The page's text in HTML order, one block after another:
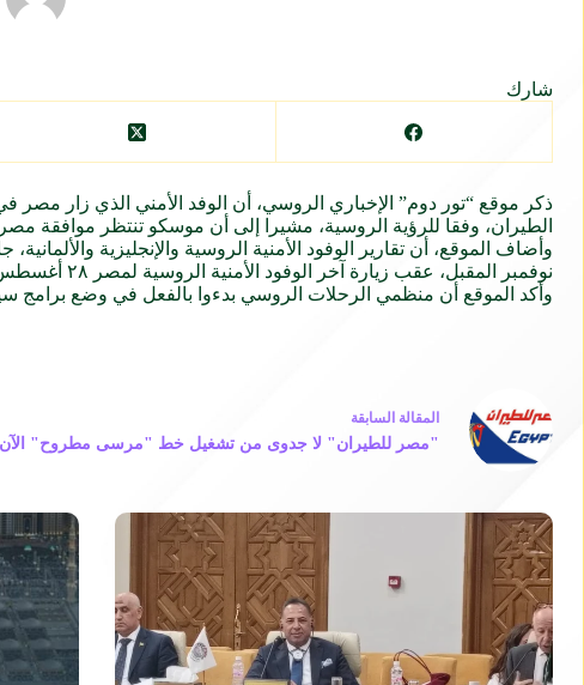
شارك
ذكر موقع “تور دوم” الإخباري الروسي، أن الوفد الأمني الذي زار مصر في ١٦ أغسطس الجاري، سلم
الطيران، وفقا للرؤية الروسية، مشيرا إلى أن موسكو تنتظر موافقة مصر
وأضاف الموقع، أن تقارير الوفود الأمنية الروسية والإنجليزية
نوفمبر المقبل، عقب زيارة آخر الوفود الأمنية الروسية لمصر ٢٨ أغسطس الحالي.
وأكد الموقع أن منظمي الرحلات الروسي بدءوا بالفعل في وضع برامج
المقالة السابقة
"مصر للطيران" لا جدوى من تشغيل خط "مرسى مطروح" الآن